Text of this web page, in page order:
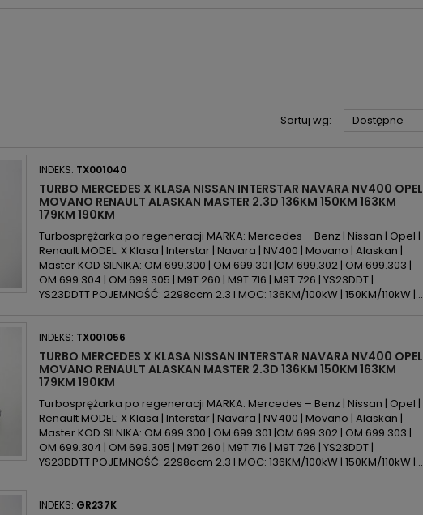
Sortuj wg: Dostępne
INDEKS: TX001040
TURBO MERCEDES X KLASA NISSAN INTERSTAR NAVARA NV400 OPEL
MOVANO RENAULT ALASKAN MASTER 2.3D 136KM 150KM 163KM
179KM 190KM
Turbosprężarka po regeneracji MARKA: Mercedes – Benz | Nissan | Opel |
Renault MODEL: X Klasa | Interstar | Navara | NV400 | Movano | Alaskan |
Master KOD SILNIKA: OM 699.300 | OM 699.301 |OM 699.302 | OM 699.303 |
OM 699.304 | OM 699.305 | M9T 260 | M9T 716 | M9T 726 | YS23DDT |
YS23DDTT POJEMNOŚĆ: 2298ccm 2.3 l MOC: 136KM/100kW | 150KM/110kW |...
INDEKS: TX001056
TURBO MERCEDES X KLASA NISSAN INTERSTAR NAVARA NV400 OPEL
MOVANO RENAULT ALASKAN MASTER 2.3D 136KM 150KM 163KM
179KM 190KM
Turbosprężarka po regeneracji MARKA: Mercedes – Benz | Nissan | Opel |
Renault MODEL: X Klasa | Interstar | Navara | NV400 | Movano | Alaskan |
Master KOD SILNIKA: OM 699.300 | OM 699.301 |OM 699.302 | OM 699.303 |
OM 699.304 | OM 699.305 | M9T 260 | M9T 716 | M9T 726 | YS23DDT |
YS23DDTT POJEMNOŚĆ: 2298ccm 2.3 l MOC: 136KM/100kW | 150KM/110kW |...
INDEKS: GR237K